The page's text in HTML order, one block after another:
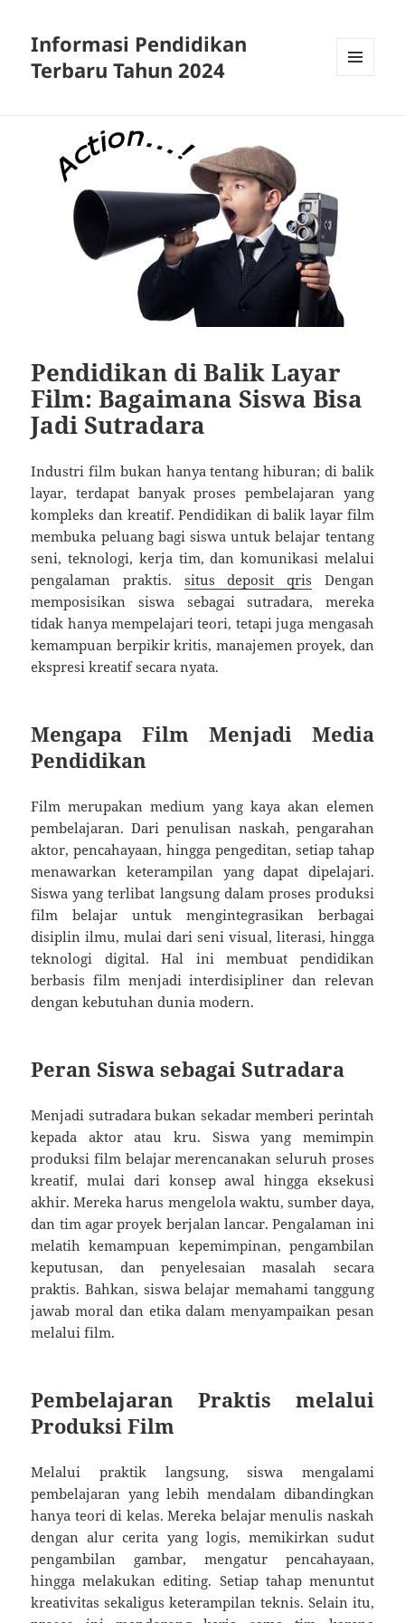
Informasi Pendidikan
Terbaru Tahun 2024
Pendidikan di Balik Layar
Film: Bagaimana Siswa Bisa
Jadi Sutradara
Industri film bukan hanya tentang hiburan; di balik
layar, terdapat banyak proses pembelajaran yang
kompleks dan kreatif. Pendidikan di balik layar film
membuka peluang bagi siswa untuk belajar tentang
seni, teknologi, kerja tim, dan komunikasi melalui
pengalaman praktis. situs deposit qris Dengan
memposisikan siswa sebagai sutradara, mereka
tidak hanya mempelajari teori, tetapi juga mengasah
kemampuan berpikir kritis, manajemen proyek, dan
ekspresi kreatif secara nyata.
Mengapa Film Menjadi Media
Pendidikan
Film merupakan medium yang kaya akan elemen
pembelajaran. Dari penulisan naskah, pengarahan
aktor, pencahayaan, hingga pengeditan, setiap tahap
menawarkan keterampilan yang dapat dipelajari.
Siswa yang terlibat langsung dalam proses produksi
film belajar untuk mengintegrasikan berbagai
disiplin ilmu, mulai dari seni visual, literasi, hingga
teknologi digital. Hal ini membuat pendidikan
berbasis film menjadi interdisipliner dan relevan
dengan kebutuhan dunia modern.
Peran Siswa sebagai Sutradara
Menjadi sutradara bukan sekadar memberi perintah
kepada aktor atau kru. Siswa yang memimpin
produksi film belajar merencanakan seluruh proses
kreatif, mulai dari konsep awal hingga eksekusi
akhir. Mereka harus mengelola waktu, sumber daya,
dan tim agar proyek berjalan lancar. Pengalaman ini
melatih kemampuan kepemimpinan, pengambilan
keputusan, dan penyelesaian masalah secara
praktis. Bahkan, siswa belajar memahami tanggung
jawab moral dan etika dalam menyampaikan pesan
melalui film.
Pembelajaran Praktis melalui
Produksi Film
Melalui praktik langsung, siswa mengalami
pembelajaran yang lebih mendalam dibandingkan
hanya teori di kelas. Mereka belajar menulis naskah
dengan alur cerita yang logis, memikirkan sudut
pengambilan gambar, mengatur pencahayaan,
hingga melakukan editing. Setiap tahap menuntut
kreativitas sekaligus keterampilan teknis. Selain itu,